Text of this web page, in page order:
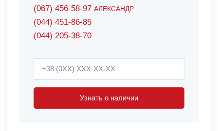
(067) 456-58-97 АЛЕКСАНДР
(044) 451-86-85
(044) 205-38-70
Узнать о наличии